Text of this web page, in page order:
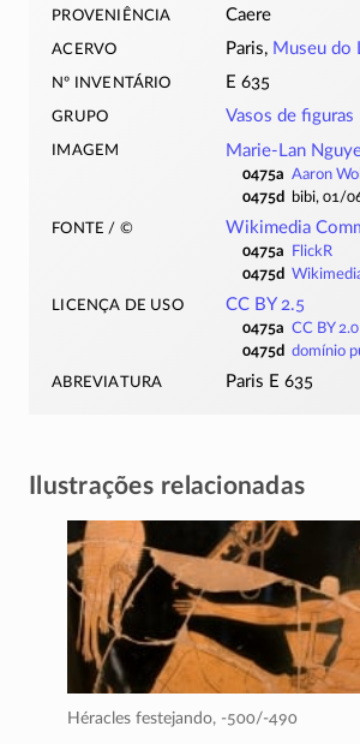
proveniência Caere
acervo Paris, Museu do
nº inventário E 635
grupo Vasos de figuras
imagem Marie-Lan
0475a Aaron
0475dbibi, 01/
fonte / © Wikimedia
0475a FlickR
0475d
licença de uso CC BY 2.5
0475a CC BY 2.0
0475d domínio
abreviatura Paris E 635
Ilustrações relacionadas
Héracles festejando, -500/-490